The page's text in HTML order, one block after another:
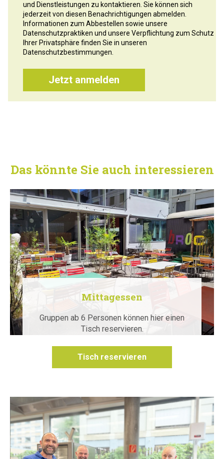
und Dienstleistungen zu kontaktieren. Sie können sich
jederzeit von diesen Benachrichtigungen abmelden.
Informationen zum Abbestellen sowie unsere
Datenschutzpraktiken und unsere Verpflichtung zum Schutz
Ihrer Privatsphäre finden Sie in unseren
Datenschutzbestimmungen.
Das könnte Sie auch interessieren
Mittagessen
Gruppen ab 6 Personen können hier einen
Tisch reservieren.
Tisch reservieren